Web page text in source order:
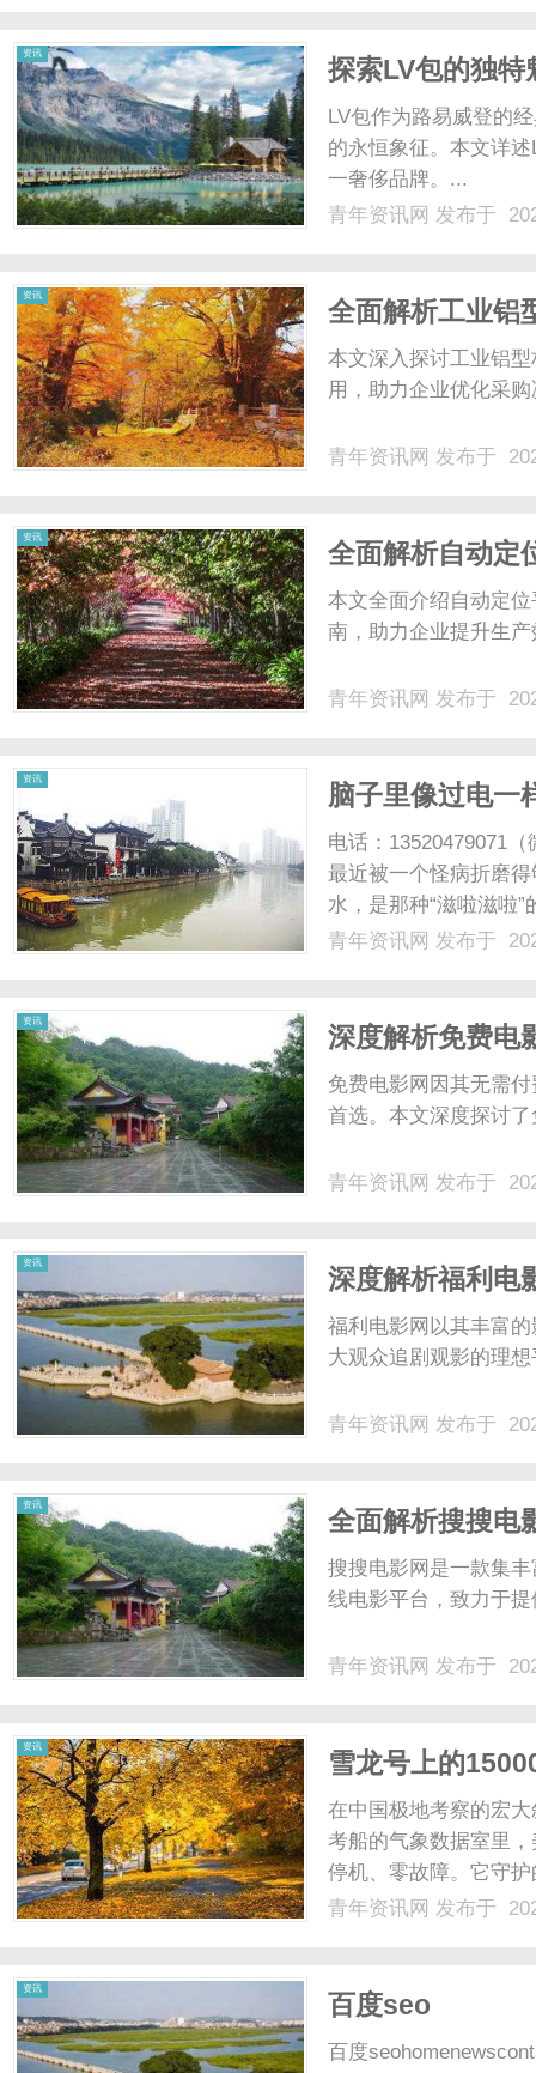
资讯
探索LV包的独特
LV包作为路易威登的
的永恒象征。本文详
一奢侈品牌。...
青年资讯网 发布于
资讯
全面解析工业铝
本文深入探讨工业铝
用，助力企业优化采
青年资讯网 发布于
资讯
全面解析自动定
本文全面介绍自动定
南，助力企业提升生
青年资讯网 发布于
资讯
脑子里像过电一
体“交通堵塞”了
电话：13520479071
最近被一个怪病折磨
水，是那种“滋啦滋啦
紧，像勒了个紧箍咒
青年资讯网 发布于
资讯
深度解析免费电
免费电影网因其无需
首选。本文深度探讨
青年资讯网 发布于
资讯
深度解析福利电
福利电影网以其丰富
大观众追剧观影的理
青年资讯网 发布于
资讯
全面解析搜搜电
搜搜电影网是一款集
线电影平台，致力于
青年资讯网 发布于
资讯
雪龙号上的
在中国极地考察的宏
考船的气象数据室里
停机、零故障。它守
极地观测信息、深冰
青年资讯网 发布于
资讯
百度seo
百度